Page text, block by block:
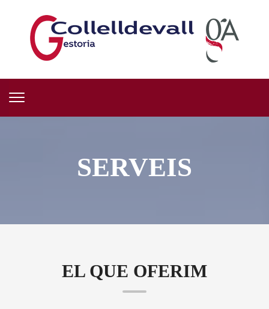
SERVEIS
EL QUE OFERIM